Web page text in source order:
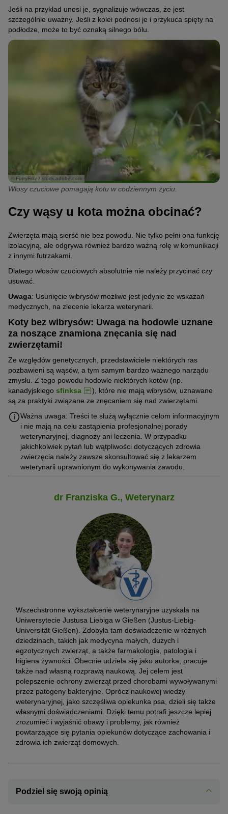
Jeśli na przykład unosi je, sygnalizuje wówczas, że jest
szczególnie uważny. Jeśli z kolei podnosi je i przykuca spięty na
podłodze, może to być oznaką silnego bólu.
© FurryFritz / stock.adobe.com
Włosy czuciowe pomagają kotu w codziennym życiu.
Czy wąsy u kota można obcinać?
Zwierzęta mają sierść nie bez powodu. Nie tylko pełni ona funkcję
izolacyjną, ale odgrywa również bardzo ważną rolę w komunikacji
z innymi futrzakami.
Dlatego włosów czuciowych absolutnie nie należy przycinać czy
usuwać.
Uwaga: Usunięcie wibrysów możliwe jest jedynie ze wskazań
medycznych, na zlecenie lekarza weterynarii.
Koty bez wibrysów: Uwaga na hodowle uznane
za noszące znamiona znęcania się nad
zwierzętami!
Ze względów genetycznych, przedstawiciele niektórych ras
pozbawieni są wąsów, a tym samym bardzo ważnego narządu
zmysłu. Z tego powodu hodowle niektórych kotów (np.
kanadyjskiego sfinksa
), które nie mają wibrysów, uznawane
są za praktyki związane ze znęcaniem się nad zwierzętami.
Ważna uwaga: Treści te służą wyłącznie celom informacyjnym
i nie mają na celu zastąpienia profesjonalnej porady
weterynaryjnej, diagnozy ani leczenia. W przypadku
jakichkolwiek pytań lub wątpliwości dotyczących zdrowia
zwierzęcia należy zawsze skonsultować się z lekarzem
weterynarii uprawnionym do wykonywania zawodu.
dr Franziska G., Weterynarz
Wszechstronne wykształcenie weterynaryjne uzyskała na
Uniwersytecie Justusa Liebiga w Gießen (Justus-Liebig-
Universität Gießen). Zdobyła tam doświadczenie w różnych
dziedzinach, takich jak medycyna małych, dużych i
egzotycznych zwierząt, a także farmakologia, patologia i
higiena żywności. Obecnie udziela się jako autorka, pracuje
także nad własną rozprawą naukową. Jej celem jest
polepszenie ochrony zwierząt przed chorobami wywoływanymi
przez patogeny bakteryjne. Oprócz naukowej wiedzy
weterynaryjnej, jako szczęśliwa opiekunka psa, dzieli się także
własnymi doświadczeniami. Dzięki temu potrafi jeszcze lepiej
zrozumieć i wyjaśnić obawy i problemy, jak również
powtarzające się pytania opiekunów dotyczące zachowania i
zdrowia ich zwierząt domowych.
Podziel się swoją opinią